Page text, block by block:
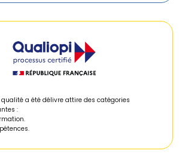
a été délivre attire des catégories
: